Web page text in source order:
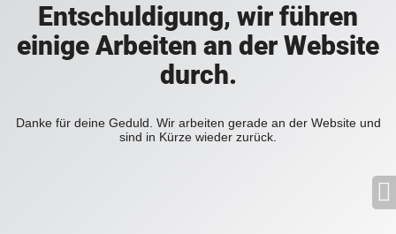
Entschuldigung, wir führen
einige Arbeiten an der Website
durch.
Danke für deine Geduld. Wir arbeiten gerade an der Website und
sind in Kürze wieder zurück.